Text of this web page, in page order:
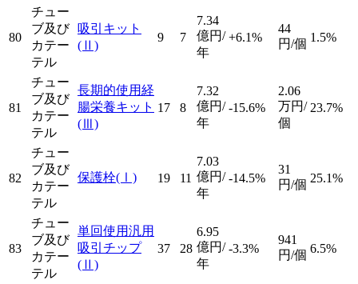
80
チュー
ブ及び
カテー
テル
吸引キット
(Ⅱ)
9 7
7.34
億円/
年
+6.1%
44
円/個 1.5%
81
チュー
ブ及び
カテー
テル
長期的使用経
腸栄養キット
(Ⅲ)
17 8
7.32
億円/
年
-15.6%
2.06
万円/
個
23.7%
82
チュー
ブ及び
カテー
テル
保護栓(Ⅰ) 19 11
7.03
億円/
年
-14.5%
31
円/個 25.1%
83
チュー
ブ及び
カテー
テル
単回使用汎用
吸引チップ
(Ⅱ)
37 28
6.95
億円/
年
-3.3%
941
円/個 6.5%